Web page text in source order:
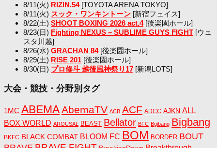
8/11(火) RIZIN.54[TOYOTA ARENA TOKYO]
8/11(火) スック・ワンキントーン [新宿フェイス]
8/22(土) SHOOT BOXING 2026 act.4[後楽園ホール]
8/23(日) Fighting NEXUS – SUBLIME GUYS FIGHT [ウェ
スタ川越]
8/26(水) GRACHAN 84[後楽園ホール]
8/29(土) RISE 201 [後楽園ホール]
8/30(日) プロ修斗 越後風神祭り17 [新潟LOTS]
大会・競技・分野別タグ
1MC ABEMAAbemaTV ACB ACF ADCC AJKN ALL
BOX WORLD AROUSAL BEAST Bellator BFC Bgibang Bigbang
BKFC BLACK COMBAT BLOOM FC BOM BORDER BOUT